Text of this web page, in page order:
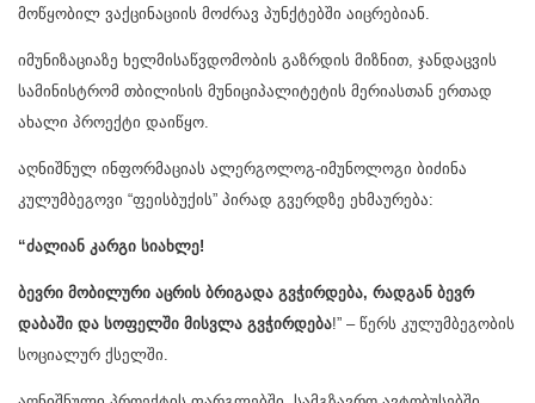
მოწყობილ ვაქცინაციის მოძრავ პუნქტებში აიცრებიან.
იმუნიზაციაზე ხელმისაწვდომობის გაზრდის მიზნით, ჯანდაცვის
სამინისტრომ თბილისის მუნიციპალიტეტის მერიასთან ერთად
ახალი პროექტი დაიწყო.
აღნიშნულ ინფორმაციას ალერგოლოგ-იმუნოლოგი ბიძინა
კულუმბეგოვი “ფეისბუქის” პირად გვერდზე ეხმაურება:
“ძალიან კარგი სიახლე!
ბევრი მობილური აცრის ბრიგადა გვჭირდება, რადგან ბევრ
დაბაში და სოფელში მისვლა გვჭირდება!” – წერს კულუმბეგობის
სოციალურ ქსელში.